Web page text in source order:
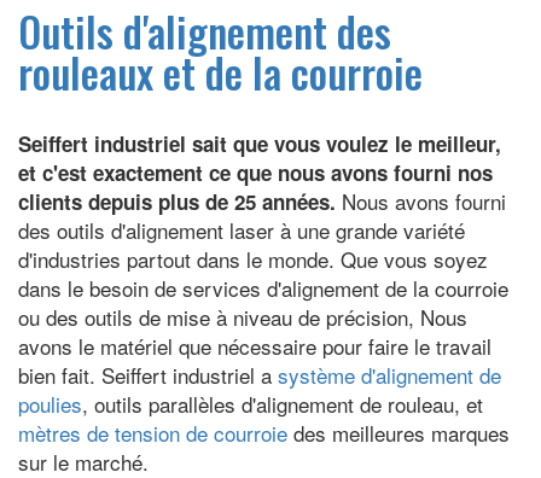
Outils d'alignement des
rouleaux et de la courroie
Seiffert industriel sait que vous voulez le meilleur,
et c'est exactement ce que nous avons fourni nos
clients depuis plus de 25 années. Nous avons fourni
des outils d'alignement laser à une grande variété
d'industries partout dans le monde. Que vous soyez
dans le besoin de services d'alignement de la courroie
ou des outils de mise à niveau de précision, Nous
avons le matériel que nécessaire pour faire le travail
bien fait. Seiffert industriel a système d'alignement de
poulies, outils parallèles d'alignement de rouleau, et
mètres de tension de courroie des meilleures marques
sur le marché.